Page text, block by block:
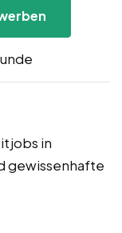
in
gewissenhafte